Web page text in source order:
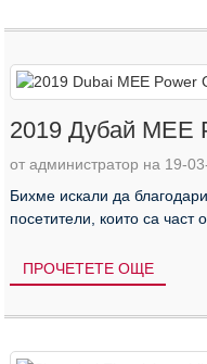
2019 Дубай MEE
от администратор на 19-
Бихме искали да
посетители, които са част
ПРОЧЕТЕТЕ ОЩЕ